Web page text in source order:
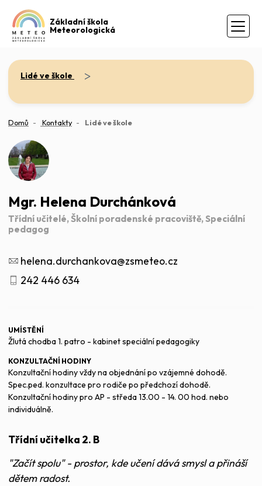
Základní škola
Meteorologická
Lidé ve škole >
Domů Kontakty Lidé ve škole(aktuální)
Mgr. Helena Durchánková
Třídní učitelé, Školní poradenské pracoviště, Speciální
pedagog
helena.durchankova@zsmeteo.cz
242 446 634
UMÍSTĚNÍ
Žlutá chodba 1. patro - kabinet speciální pedagogiky
KONZULTAČNÍ HODINY
Konzultační hodiny vždy na objednání po vzájemné dohodě.
Spec.ped. konzultace pro rodiče po předchozí dohodě.
Konzultační hodiny pro AP - středa 13.00 - 14. 00 hod. nebo
individuálně.
Třídní učitelka 2. B
"Začít spolu" - prostor, kde učení dává smysl a přináší
dětem radost.